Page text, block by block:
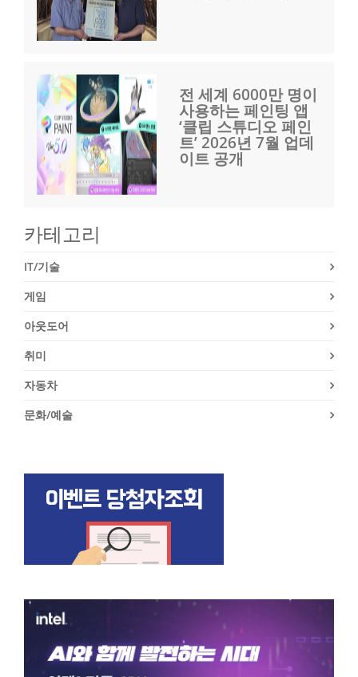
전 세계 6000만 명이
사용하는 페인팅 앱
‘클립 스튜디오 페인
트’ 2026년 7월 업데
이트 공개
카테고리
IT/기술
게임
아웃도어
취미
자동차
문화/예술